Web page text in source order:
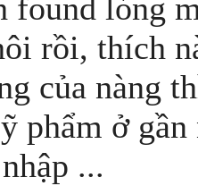
found lỏng
rồi, thích
của nàng
phẩm ở
...